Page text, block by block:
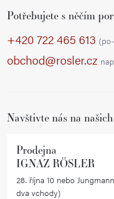
Potřebujete s něčím
+420 722 465 613
obchod@rosler.cz
Navštivte nás na
Prodejna
IGNAZ RÖSLER
28. října 10 nebo
dva vchody)